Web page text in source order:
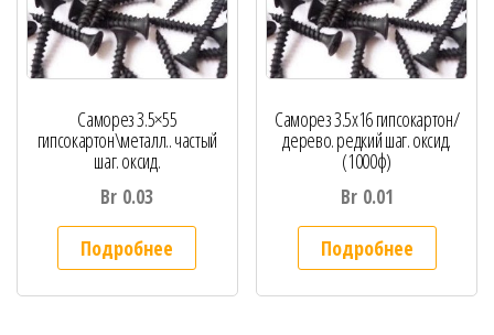
Саморез 3.5×55
гипсокартон\металл.. частый
шаг. оксид.
Br 0.03
Подробнее
Саморез 3.5х16 гипсокартон/
дерево. редкий шаг. оксид.
(1000ф)
Br 0.01
Подробнее